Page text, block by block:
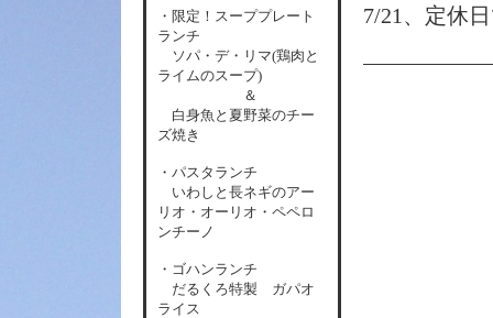
7/21、定休
・限定！スーププレート
ランチ
ソパ・デ・リマ(鶏肉と
ライムのスープ)
＆
白身魚と夏野菜のチー
ズ焼き
・パスタランチ
いわしと長ネギのアー
リオ・オーリオ・ペペロ
ンチーノ
・ゴハンランチ
だるくろ特製 ガパオ
ライス